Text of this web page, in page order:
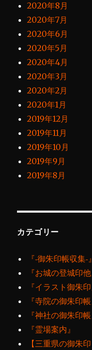
2020年8月
2020年7月
2020年6月
2020年5月
2020年4月
2020年3月
2020年2月
2020年1月
2019年12月
2019年11月
2019年10月
2019年9月
2019年8月
カテゴリー
『‐御朱印帳収集‐』
『お城の登城印他
『イラスト御朱印
『寺院の御朱印帳
『神社の御朱印帳
『霊場案内』
【三重県の御朱印